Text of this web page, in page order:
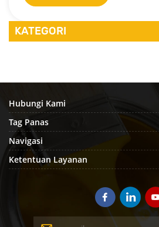
KATEGORI
Hubungi Kami
Tag Panas
Navigasi
Ketentuan Layanan